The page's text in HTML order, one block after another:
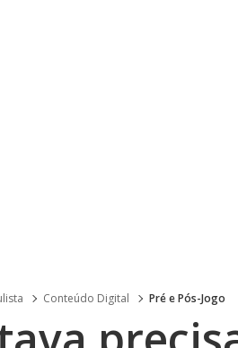
Conteúdo Digital Pré e Pós-Jogo